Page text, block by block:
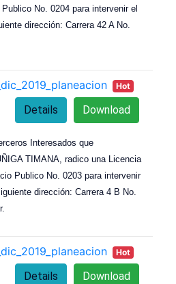
No. 0204 para intervenir el
dirección: Carrera 42 A No.
Hot
Download
Details
Interesados que
TIMANA, radico una Licencia
Publico No. 0203 para intervenir
dirección: Carrera 4 B No.
Hot
Download
Details